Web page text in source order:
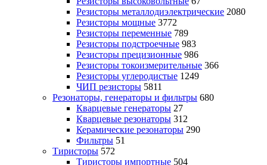
Резисторы металлодиэлектрические 2080
Резисторы мощные 3772
Резисторы переменные 789
Резисторы подстроечные 983
Резисторы прецизионные 986
Резисторы токоизмерительные 366
Резисторы углеродистые 1249
ЧИП резисторы 5811
Резонаторы, генераторы и фильтры 680
Кварцевые генераторы 27
Кварцевые резонаторы 312
Керамические резонаторы 290
Фильтры 51
Тиристоры 572
Тиристоры импортные 504